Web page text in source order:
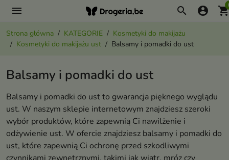
menu search account_circle
Strona główna KATEGORIE
Kosmetyki do makijażu
Kosmetyki do makijażu ust
Balsamy i pomadki do ust
Balsamy i pomadki do ust
Balsamy i pomadki do ust to gwarancja pięknego wyglądu
ust. W naszym sklepie internetowym znajdziesz szeroki
wybór produktów, które zapewnią Ci nawilżenie i
odżywienie ust. W ofercie znajdziesz balsamy i pomadki do
ust, które zapewnią Ci ochronę przed szkodliwymi